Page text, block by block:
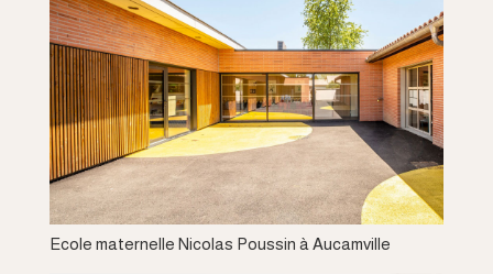
Ecole maternelle Nicolas Poussin à Aucamville